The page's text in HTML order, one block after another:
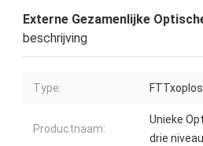
Externe Gezamenlijke
beschrijving
Type:
Productnaam:
Unieke
drie